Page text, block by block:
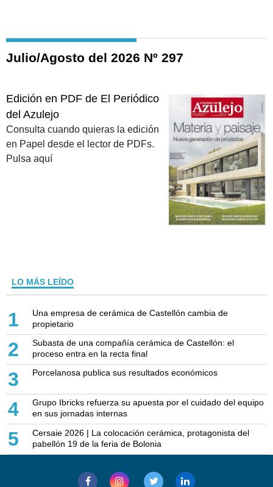
Julio/Agosto del 2026 Nº 297
Edición en PDF de El Periódico
del Azulejo
Consulta cuando quieras la edición
en Papel desde el lector de PDFs.
Pulsa aquí
LO MÁS LEÍDO
1
Una empresa de cerámica de Castellón cambia de
propietario
2
Subasta de una compañía cerámica de Castellón: el
proceso entra en la recta final
3 Porcelanosa publica sus resultados económicos
4
Grupo Ibricks refuerza su apuesta por el cuidado del equipo
en sus jornadas internas
5
Cersaie 2026 | La colocación cerámica, protagonista del
pabellón 19 de la feria de Bolonia